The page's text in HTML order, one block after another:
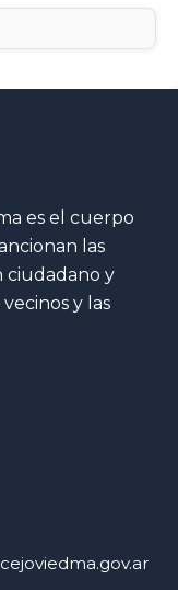
es el cuerpo
las
ciudadano y
y las